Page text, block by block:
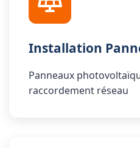
Installation
Panneaux
raccordement réseau